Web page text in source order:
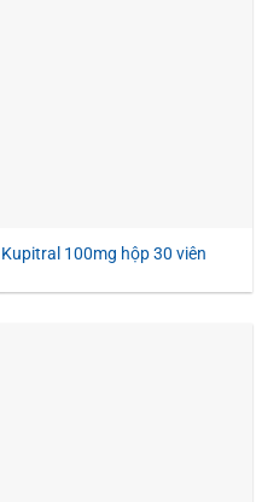
Kupitral 100mg hộp 30 viên